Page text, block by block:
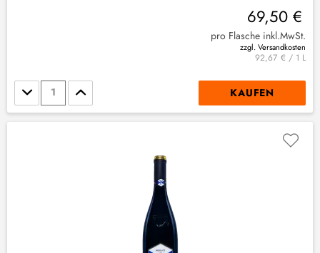
69,50 €
pro Flasche inkl.MwSt.
zzgl. Versandkosten
92,67 € / 1 L
Stückzahl KAUFEN